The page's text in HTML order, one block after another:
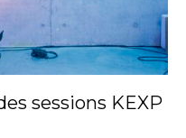
sessions KEXP